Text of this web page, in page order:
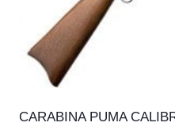
CARABINA PUMA